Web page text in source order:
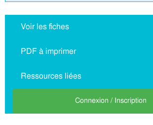
Voir les fiches
PDF à imprimer
Ressources liées
Connexion / Inscription